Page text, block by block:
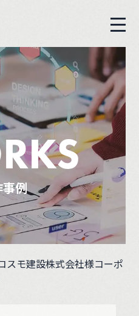
例
スモ建設株式会社様コーポ